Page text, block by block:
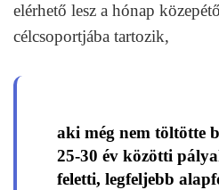
elérhető lesz a hónap
célcsoportjába tartozik,
aki még nem töltötte
25-30 év közötti
feletti, legfeljebb